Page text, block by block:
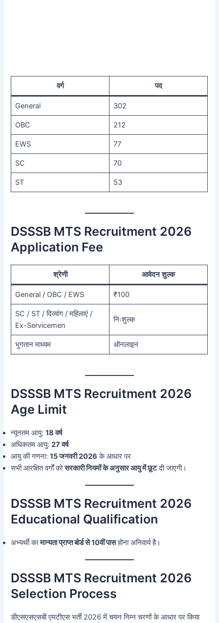
वर्ग पद
General 302
OBC 212
EWS 77
SC 70
ST 53
DSSSB MTS Recruitment 2026
Application Fee
श्रेणी आवेदन शुल्क
General / OBC / EWS ₹100
SC / ST / दिव्यांग / महिलाएं /
Ex-Servicemen
निःशुल्क
भुगतान माध्यम ऑनलाइन
DSSSB MTS Recruitment 2026
Age Limit
न्यूनतम आयु:18 वर्ष
अधिकतम आयु:27 वर्ष
आयु की गणना:15 जनवरी 2026 के आधार पर
सभी आरक्षित वर्गों कोसरकारी नियमों के अनुसार आयु में छूटदी जाएगी।
DSSSB MTS Recruitment 2026
Educational Qualification
अभ्यर्थी कामान्यता प्राप्त बोर्ड से 10वीं पासहोना अनिवार्य है।
DSSSB MTS Recruitment 2026
Selection Process
डीएसएसएसबी एमटीएस भर्ती 2026 में चयन निम्न चरणों के आधार पर किया